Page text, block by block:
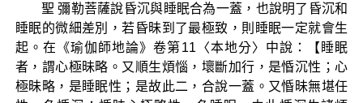
聖 彌勒菩薩說昏沉與睡眠合為一蓋，也說明了昏沉和
睡眠的微細差別，若昏昧到了最極致，則睡眠一定就會生
起。在《瑜伽師地論》卷第11〈本地分〉中說：【睡眠
者，謂心極昧略。又順生煩惱，壞斷加行，是惛沉性；心
極昧略，是睡眠性；是故此二，合說一蓋。又惛昧無堪任